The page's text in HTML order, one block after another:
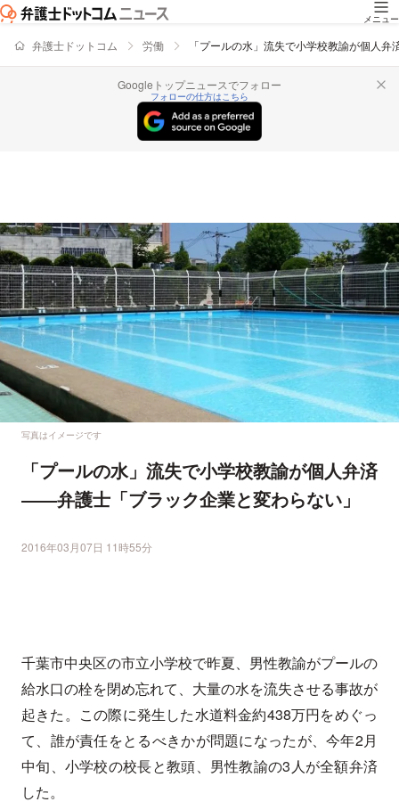
メニュー
弁護士ドットコム 労働 「プールの水」流失で小学校教諭が個人
Googleトップニュースでフォロー
フォローの仕方はこちら
写真はイメージです
「プールの水」流失で小学校教諭が個人弁済
――弁護士「ブラック企業と変わらない」
2016年03月07日 11時55分
千葉市中央区の市立小学校で昨夏、男性教諭がプールの
給水口の栓を閉め忘れて、大量の水を流失させる事故が
起きた。この際に発生した水道料金約438万円をめぐっ
て、誰が責任をとるべきかが問題になったが、今年2月
中旬、小学校の校長と教頭、男性教諭の3人が全額弁済
した。